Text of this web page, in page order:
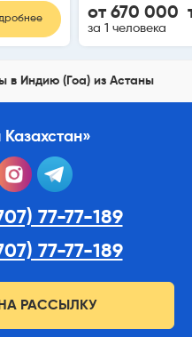
от 670 000
за 1 человека
в Индию (Гоа) из Астаны
instagram
77-77-189
77-77-189
РАССЫЛКУ